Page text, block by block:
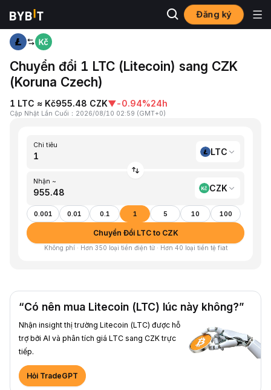
Đăng ký
Trang chủ
Chuyển đổi 1 LTC (Litecoin) sang CZK
(Koruna Czech)
1 LTC ≈ Kč955.48 CZK▼-0.94%24h
Cập Nhật Lần Cuối ： 2026/08/10 02:59 (GMT+0)
Chi tiêu
LTC
Nhận ~
CZK
0.001 0.01 0.1 1 5 10 100
Chuyển Đổi LTC to CZK
Không phí · Hơn 350 loại tiền điện tử · Hơn 40 loại tiền tệ fiat
“Có nên mua Litecoin (LTC) lúc này không?”
Nhận insight thị trường Litecoin (LTC) được hỗ
trợ bởi AI và phân tích giá LTC sang CZK trực
tiếp.
Hỏi TradeGPT